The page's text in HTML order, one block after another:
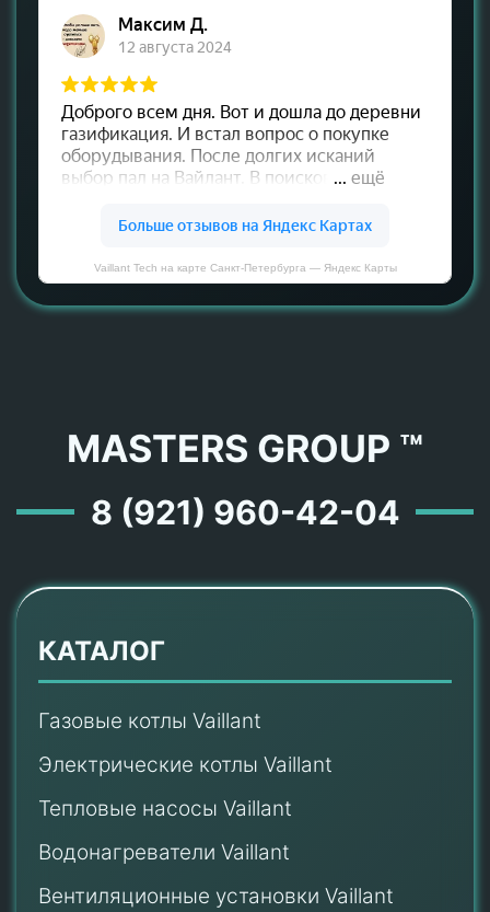
Vaillant Tech на карте Санкт‑Петербурга — Яндекс Карты
MASTERS GROUP ™
8 (921) 960-42-04
КАТАЛОГ
Газовые котлы Vaillant
Электрические котлы Vaillant
Тепловые насосы Vaillant
Водонагреватели Vaillant
Вентиляционные установки Vaillant